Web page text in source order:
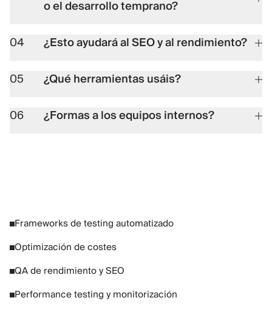
o el desarrollo temprano?
04
¿Esto ayudará al SEO y al rendimiento?
05
¿Qué herramientas usáis?
06
¿Formas a los equipos internos?
Frameworks de testing automatizado
Optimización de costes
QA de rendimiento y SEO
Performance testing y monitorización